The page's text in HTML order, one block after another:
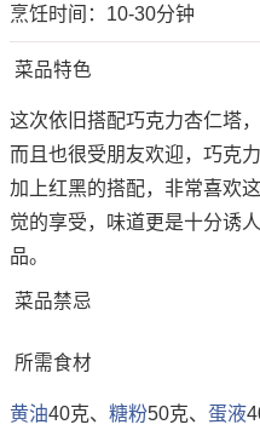
烹饪时间：10-30分钟
菜品特色
这次依旧搭配巧克力杏仁塔
而且也很受朋友欢迎，巧克
加上红黑的搭配，非常喜欢
觉的享受，味道更是十分诱
品。
菜品禁忌
所需食材
黄油40克、 糖粉50克、 蛋液